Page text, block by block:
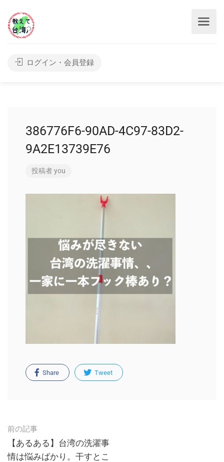
ログイン・会員登録
386776F6-90AD-4C97-83D2-
9A2E13739E76
投稿者you
Share Tweet
Post
navigation
前の記事
【あるある】台湾の洗濯事
情は悩みばかり。干すとこ